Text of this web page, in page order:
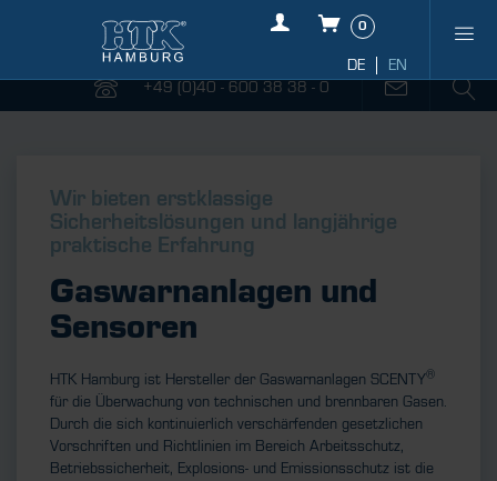
0
+49 (0)40 - 600 38 38 - 0
Wir bieten erstklassige
Sicherheitslösungen und langjährige
praktische Erfahrung
Gaswarnanlagen und
Sensoren
HTK Hamburg ist Hersteller der Gaswarnanlagen SCENTY®
für die Überwachung von technischen und brennbaren Gasen.
Durch die sich kontinuierlich verschärfenden gesetzlichen
Vorschriften und Richtlinien im Bereich Arbeitsschutz,
Betriebssicherheit, Explosions- und Emissionsschutz ist die